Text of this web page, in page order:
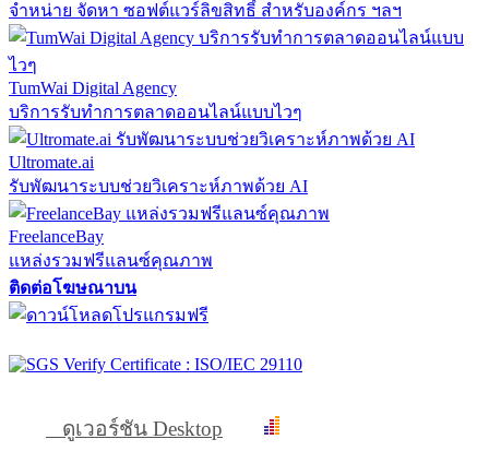
จำหน่าย จัดหา ซอฟต์แวร์ลิขสิทธิ์ สำหรับองค์กร ฯลฯ
TumWai Digital Agency
บริการรับทำการตลาดออนไลน์แบบไวๆ
Ultromate.ai
รับพัฒนาระบบช่วยวิเคราะห์ภาพด้วย AI
FreelanceBay
แหล่งรวมฟรีแลนซ์คุณภาพ
ติดต่อโฆษณาบน
ดูเวอร์ชัน Desktop